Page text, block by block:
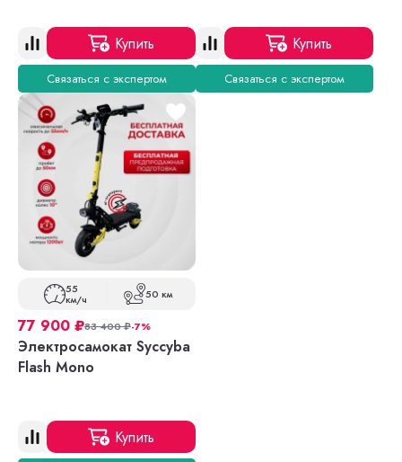
Купить
Связаться с экспертом
Купить
Связаться с экспертом
55
км/ч 50 км
77 900 ₽83 400₽-7%
Электросамокат Syccyba
Flash Mono
Купить